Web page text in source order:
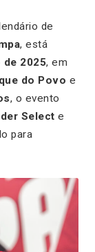
de
, está
de 2025, em
do Povo e
, o evento
Select e
para